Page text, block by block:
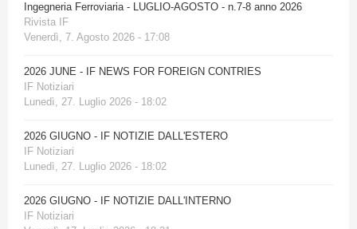
Ingegneria Ferroviaria - LUGLIO-AGOSTO - n.7-8 anno 2026
Rivista IF
Venerdì, 7. Agosto 2026 - 17:08
2026 JUNE - IF NEWS FOR FOREIGN CONTRIES
IF Notiziari
Lunedì, 27. Luglio 2026 - 18:02
2026 GIUGNO - IF NOTIZIE DALL'ESTERO
IF Notiziari
Lunedì, 27. Luglio 2026 - 18:02
2026 GIUGNO - IF NOTIZIE DALL'INTERNO
IF Notiziari